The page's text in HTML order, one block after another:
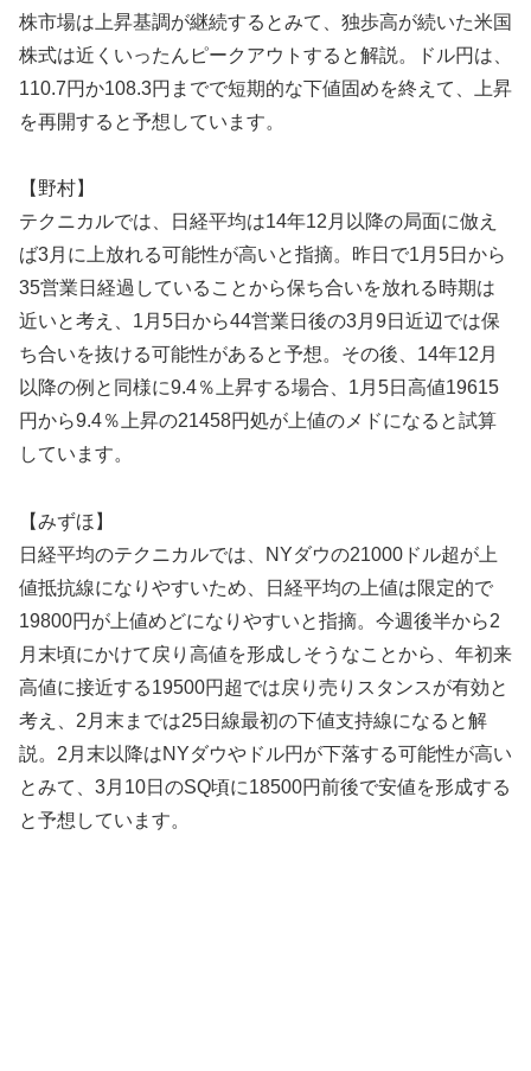
株市場は上昇基調が継続するとみて、独歩高が続いた米国
株式は近くいったんピークアウトすると解説。ドル円は、
110.7円か108.3円までで短期的な下値固めを終えて、上昇
を再開すると予想しています。
【野村】
テクニカルでは、日経平均は14年12月以降の局面に倣え
ば3月に上放れる可能性が高いと指摘。昨日で1月5日から
35営業日経過していることから保ち合いを放れる時期は
近いと考え、1月5日から44営業日後の3月9日近辺では保
ち合いを抜ける可能性があると予想。その後、14年12月
以降の例と同様に9.4％上昇する場合、1月5日高値19615
円から9.4％上昇の21458円処が上値のメドになると試算
しています。
【みずほ】
日経平均のテクニカルでは、NYダウの21000ドル超が上
値抵抗線になりやすいため、日経平均の上値は限定的で
19800円が上値めどになりやすいと指摘。今週後半から2
月末頃にかけて戻り高値を形成しそうなことから、年初来
高値に接近する19500円超では戻り売りスタンスが有効と
考え、2月末までは25日線最初の下値支持線になると解
説。2月末以降はNYダウやドル円が下落する可能性が高い
とみて、3月10日のSQ頃に18500円前後で安値を形成する
と予想しています。